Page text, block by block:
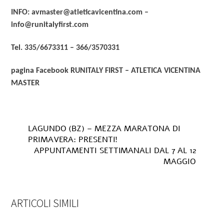
INFO: avmaster@atleticavicentina.com –
info@runitalyfirst.com
Tel. 335/6673311 – 366/3570331
pagina Facebook RUNITALY FIRST – ATLETICA VICENTINA
MASTER
LAGUNDO (BZ) – MEZZA MARATONA DI
PRIMAVERA: PRESENTI!
APPUNTAMENTI SETTIMANALI DAL 7 AL 12
MAGGIO
ARTICOLI SIMILI